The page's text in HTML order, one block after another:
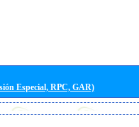
Especial, RPC, GAR)